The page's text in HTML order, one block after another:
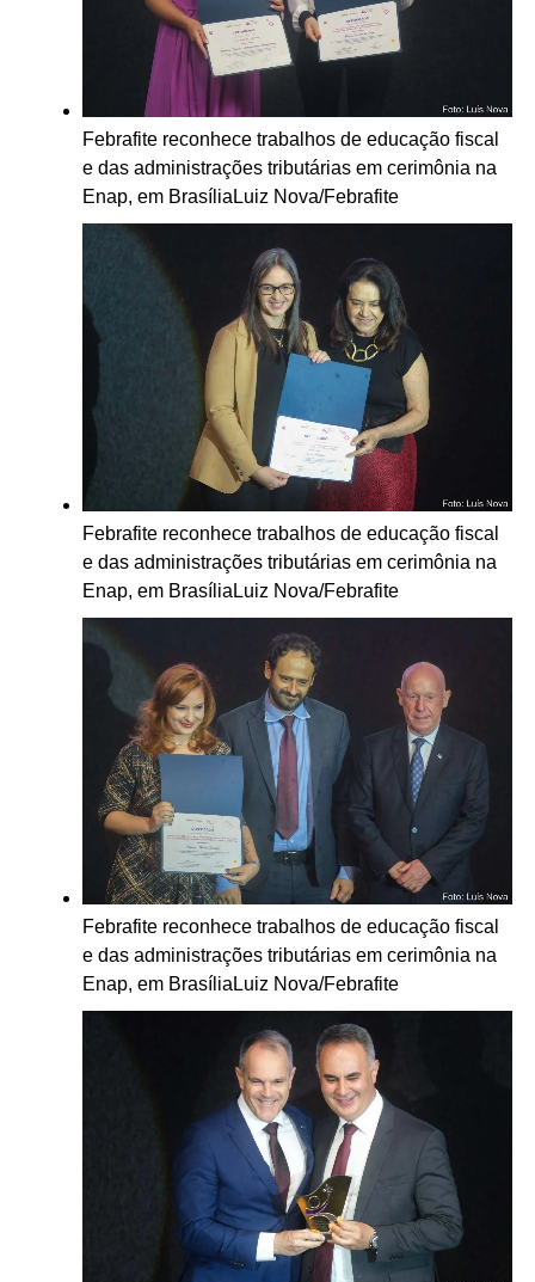
Febrafite reconhece trabalhos de educação fiscal
e das administrações tributárias em cerimônia na
Enap, em BrasíliaLuiz Nova/Febrafite
Febrafite reconhece trabalhos de educação fiscal
e das administrações tributárias em cerimônia na
Enap, em Brasília Luiz Nova/Febrafite
Febrafite reconhece trabalhos de educação fiscal
e das administrações tributárias em cerimônia na
Enap, em Brasília Luiz Nova/Febrafite